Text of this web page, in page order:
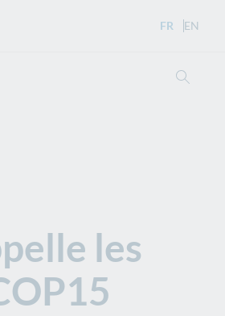
FR - Version
EN
les